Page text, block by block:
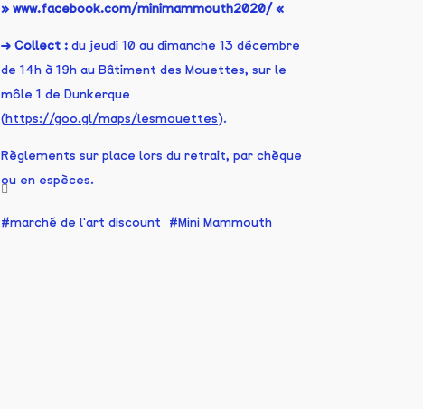
» www.facebook.com/minimammouth2020/ «
→ Collect : du jeudi 10 au dimanche 13 décembre
de 14h à 19h au Bâtiment des Mouettes, sur le
môle 1 de Dunkerque
(https://goo.gl/maps/lesmouettes).
Règlements sur place lors du retrait, par chèque
ou en espèces.
marché de l'art discount Mini Mammouth